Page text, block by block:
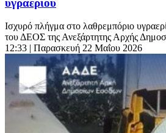
υγραερίου
Ισχυρό πλήγμα στο λαθρεμπόριο
του ΔΕΟΣ της Ανεξάρτητης Αρχής
12:33 | Παρασκευή 22 Μαΐου 2026